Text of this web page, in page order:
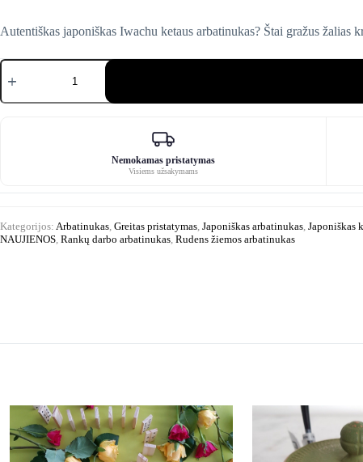
Autentiškas japoniškas Iwachu ketaus arbatinukas? Štai gražus žalias
produkto
kiekis:
Arare"
Nemokamas pristatymas
Visiems užsakymams
Kategorijos: Arbatinukas Greitas pristatymas Japoniškas arbatinukas Japoniškas
NAUJIENOS Rankų darbo arbatinukas Rudens žiemos arbatinukas